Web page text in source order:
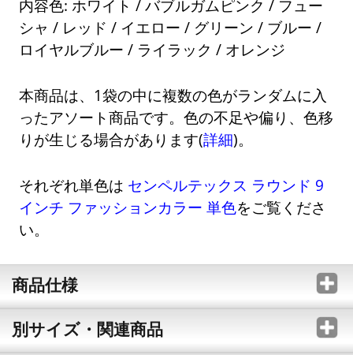
内容色: ホワイト / バブルガムピンク / フュー
シャ / レッド / イエロー / グリーン / ブルー /
ロイヤルブルー / ライラック / オレンジ
本商品は、1袋の中に複数の色がランダムに入
ったアソート商品です。色の不足や偏り、色移
りが生じる場合があります(詳細)。
それぞれ単色は センペルテックス ラウンド 9
インチ ファッションカラー 単色をご覧くださ
い。
商品仕様
別サイズ・関連商品